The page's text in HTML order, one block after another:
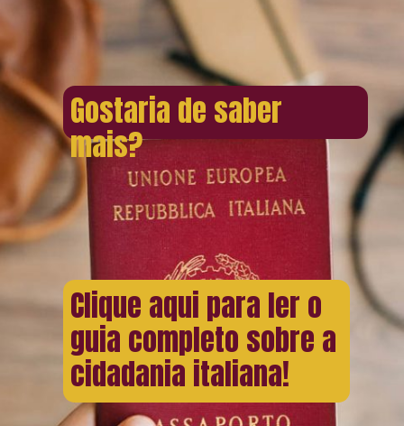
Gostaria de saber
mais?
Clique aqui para ler o
guia completo sobre a
cidadania italiana!